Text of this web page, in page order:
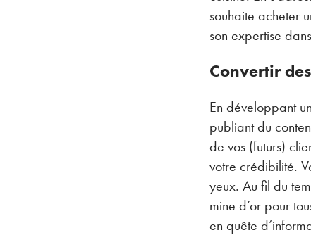
souhaite acheter
son expertise
Convertir
En développant
publiant du
de vos (futurs)
votre crédibilité.
yeux. Au fil du
mine d’or pour
en quête